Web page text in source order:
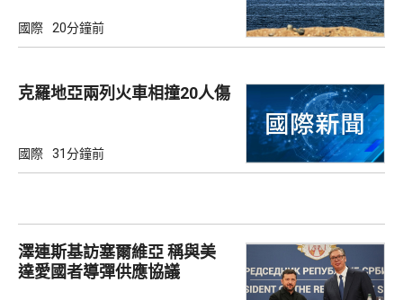
國際 20分鐘前
克羅地亞兩列火車相撞20人傷
國際 31分鐘前
澤連斯基訪塞爾維亞 稱與美
達愛國者導彈供應協議